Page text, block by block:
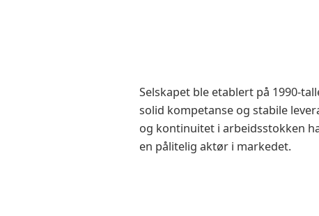
Selskapet ble etablert på 1990-
solid kompetanse og stabile
og kontinuitet i arbeidsstokken
en pålitelig aktør i markedet.